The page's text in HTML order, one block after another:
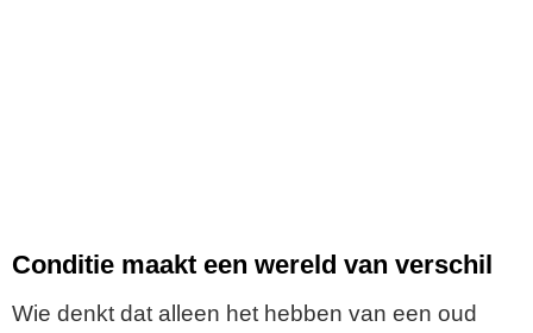
Conditie maakt een wereld van verschil
Wie denkt dat alleen het hebben van een oud